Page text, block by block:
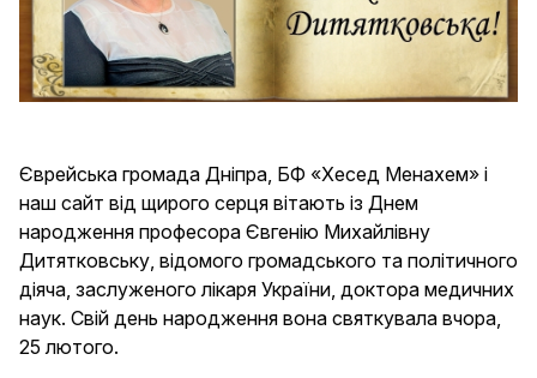
Єврейська громада Дніпра, БФ «Хесед Менахем» і
наш сайт від щирого серця вітають із Днем
народження професора Євгенію Михайлівну
Дитятковську, відомого громадського та політичного
діяча, заслуженого лікаря України, доктора медичних
наук. Свій день народження вона святкувала вчора,
25 лютого.
Єврейське ім'я
Дата народження за григоріанським
календарем
Дата народження за єврейським